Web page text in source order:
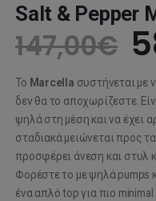
Salt & Pepper
147,00€
Το Marcella συστήνεται με
δεν θα το αποχωρίζεστε.
ψηλά στη μέση και να έχει
σταδιακά μειώνεται προς
προσφέρει άνεση και στυλ
Φορέστε το με ψηλά pumps
ένα απλό top για πιο